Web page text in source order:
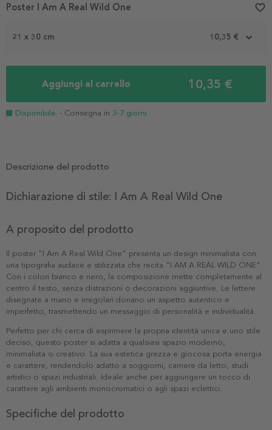
1
21 x 30 cm 10,35 €
Aggiungi al carrello 10,35 €
Disponibile - Consegna in 3-7 giorni
Poster I Am A Real Wild One favorite_border
Descrizione del prodotto
Dichiarazione di stile: I Am A Real Wild One
A proposito del prodotto
Il poster "I Am A Real Wild One" presenta un design minimalista con
una tipografia audace e stilizzata che recita "I AM A REAL WILD ONE".
Con i colori bianco e nero, la composizione mette completamente al
centro il testo, senza distrazioni o decorazioni aggiuntive. Le lettere
disegnate a mano e irregolari donano un aspetto autentico e
imperfetto, trasmettendo un messaggio di personalità e individualità.
Perfetto per chi cerca di esprimere la propria identità unica e uno stile
deciso, questo poster si adatta a qualsiasi spazio moderno,
minimalista o creativo. La sua estetica grezza e giocosa porta energia
e carattere, rendendolo adatto a soggiorni, camere da letto, studi
artistici o spazi industriali. Ideale anche per aggiungere un tocco di
carattere agli ambienti monocromatici o agli spazi eclettici.
Specifiche del prodotto